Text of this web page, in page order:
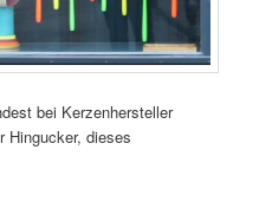
bei Kerzenhersteller
Hingucker, dieses